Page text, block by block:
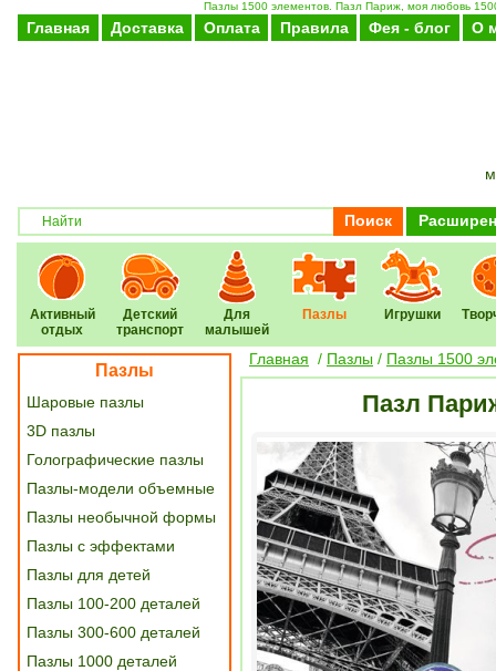
Пазлы 1500 элементов. Пазл Париж, моя любовь
Главная Доставка Оплата Правила Фея - блог О
Поиск
Активный
отдых
Детский
транспорт
Для
малышей
Пазлы Игрушки
Пазлы
Шаровые пазлы
3D пазлы
Голографические пазлы
Пазлы-модели объемные
Пазлы необычной формы
Пазлы с эффектами
Пазлы для детей
Пазлы 100-200 деталей
Пазлы 300-600 деталей
Пазлы 1000 деталей
Главная / Пазлы / Пазлы 1500
Пазл